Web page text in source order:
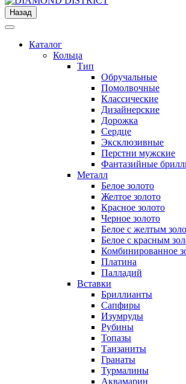
Назад
Каталог
Кольца
Тип
Обручальные
Помолвочные
Классические
Дизайнерские
Дорожка
Сердце
Эксклюзивные
Перстни мужские
Фантазийные
Металл
Белое золото
Желтое золото
Красное золото
Черное золото
Белое с желтым
Белое с красным
Комбинированное
Платина
Палладий
Вставки
Бриллианты
Сапфиры
Изумруды
Рубины
Топазы
Танзаниты
Гранаты
Турмалины
Аквамарин